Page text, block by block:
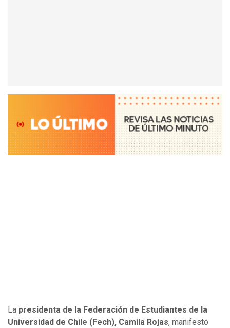
La presidenta de la Federación de Estudiantes de la
Universidad de Chile (Fech), Camila Rojas, manifestó